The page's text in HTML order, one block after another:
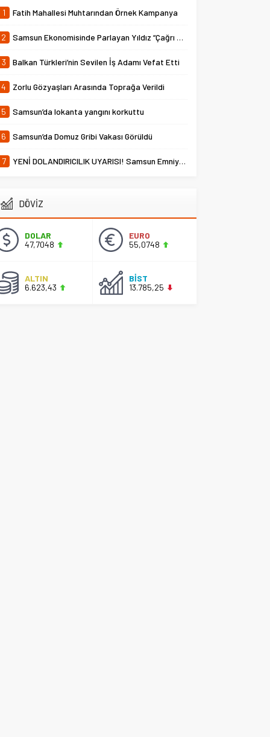
1 Fatih Mahallesi Muhtarından Örnek Kampanya
2 Samsun Ekonomisinde Parlayan Yıldız “Çağrı Temper”
3 Balkan Türkleri’nin Sevilen İş Adamı Vefat Etti
4 Zorlu Gözyaşları Arasında Toprağa Verildi
5 Samsun’da lokanta yangını korkuttu
6 Samsun’da Domuz Gribi Vakası Görüldü
7 YENİ DOLANDIRICILIK UYARISI! Samsun Emniyet Müdürlüğü Uyardı
DÖVİZ
DOLAR
47,7048
EURO
55,0748
ALTIN
6.623,43
BİST
13.785,25